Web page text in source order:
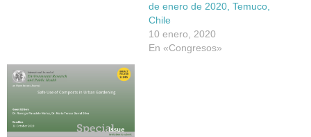
de enero de 2020, Temuco,
Chile
10 enero, 2020
En «Congresos»